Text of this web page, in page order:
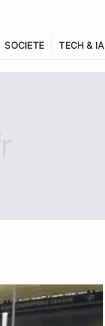
SOCIETE TECH & IA